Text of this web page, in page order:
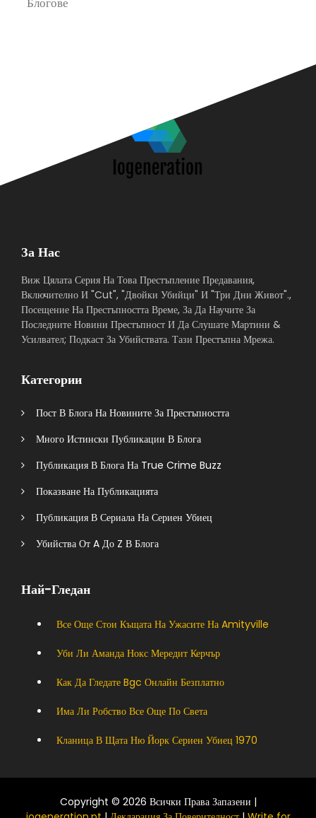
За Нас
Виж Цялата Серия На Това Престъпление Предавания,
Включително И "Cut", "Двойки Убийци" И "Три Дни Живот".,
Посещение На Престъпността Време, За Да Научите За
Последните Новини Престъпност И Да Слушате Мартини &
Усилвател; Подкаст За Убийствата. Тази Престъпна Мрежа.
Категории
Пост В Блога На Новините За Престъпността
Много Истински Публикации В Блога
Публикация В Блога На True Crime Buzz
Показване На Публикацията
Публикация В Сериала На Сериен Убиец
Убийства От A До Z В Блога
Най-Гледан
Все Още Стои Къщата На Ужасите На Amityville
Уби Ли Аманда Нокс Мередит Керчър
Как Да Гледате Bgc Онлайн Безплатно
Има Ли Робство Все Още По Света
Кланица В Щата Ню Йорк Сериен Убиец 1970
Copyright © 2026 Всички Права Запазени |